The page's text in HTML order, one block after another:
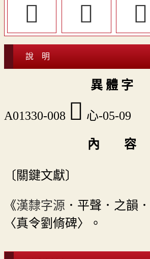
󱽁
󱼼 󱼺
說 明
異 體 字
A01330-008 󱼹 心-05-09
內 容
〔關鍵文獻〕
《漢隸字源 ．平聲．之韻
〈真令劉脩碑〉。